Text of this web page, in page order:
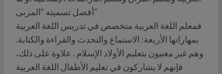
أفضل تسميته “المربى”
فمعلم اللغة العربية متخصص في تدريس اللغة العربية
بمهاراتها الأربعة: الاستماع والتحدث والقراءة والكتابة.
وهم غير معنيون بتعليم الأولاد الإسلام . علاوة على ذلك،
فإنهم لا يشاركون في تعليم الأطفال اللغة العربية